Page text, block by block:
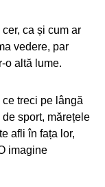
ca și cum ar
vedere, par
o altă lume.
treci pe lângă
sport, mărețele
afli în fața lor,
imagine